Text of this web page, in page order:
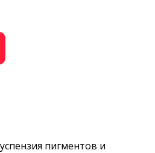
пигментов и